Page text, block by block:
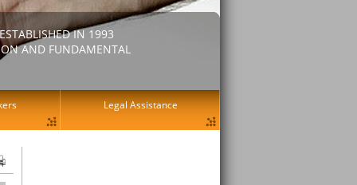
IN 1993
AND FUNDAMENTAL
Legal Assistance